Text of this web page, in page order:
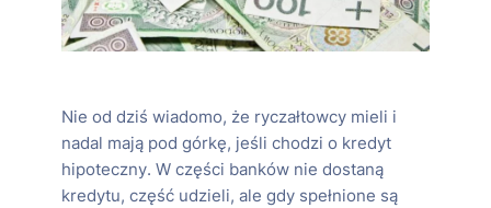
Nie od dziś wiadomo, że ryczałtowcy mieli i
nadal mają pod górkę, jeśli chodzi o kredyt
hipoteczny. W części banków nie dostaną
kredytu, część udzieli, ale gdy spełnione są